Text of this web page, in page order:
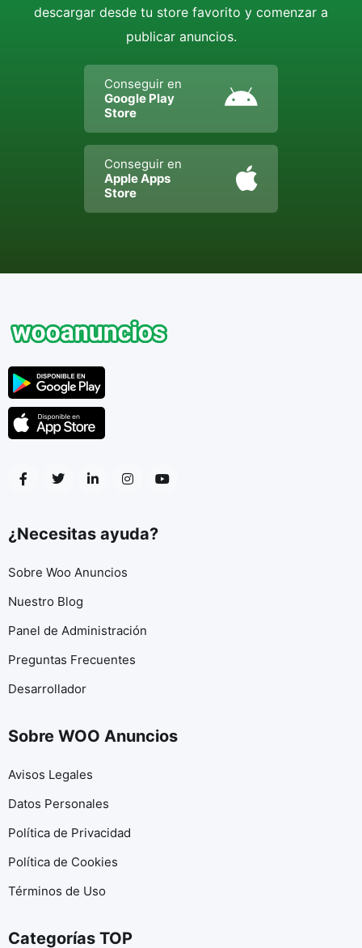
descargar desde tu store favorito y comenzar a
publicar anuncios.
Conseguir en
Google Play
Store
Conseguir en
Apple Apps
Store
¿Necesitas ayuda?
Sobre Woo Anuncios
Nuestro Blog
Panel de Administración
Preguntas Frecuentes
Desarrollador
Sobre WOO Anuncios
Avisos Legales
Datos Personales
Política de Privacidad
Política de Cookies
Términos de Uso
Categorías TOP